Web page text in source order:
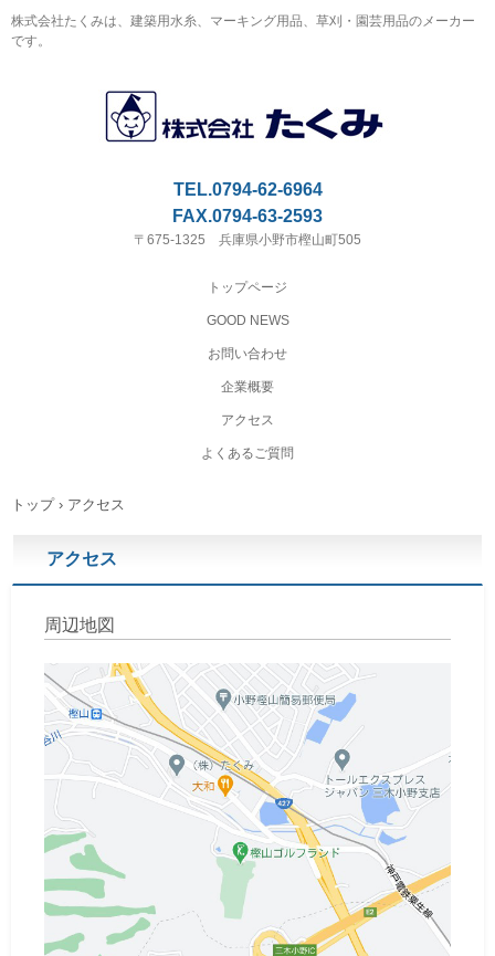
株式会社たくみは、建築用水糸、マーキング用品、草刈・園芸用品のメーカー
です。
TEL.0794-62-6964
FAX.0794-63-2593
〒675-1325 兵庫県小野市樫山町505
トップページ
GOOD NEWS
お問い合わせ
企業概要
アクセス
よくあるご質問
トップ › アクセス
アクセス
周辺地図